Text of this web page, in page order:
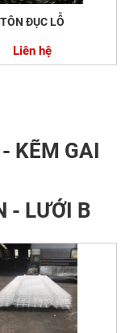
TÔN ĐỤC LỖ
Liên hệ
KẼM GAI
- LƯỚI B